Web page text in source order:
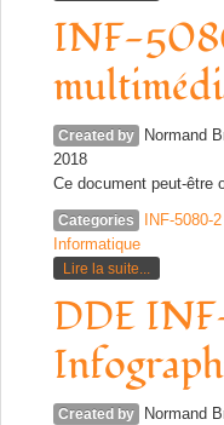
INF-
Created by Normand
2018
Ce document peut-être
Categories INF-5080-2
Informatique
Lire la suite...
DDE
Created by Normand